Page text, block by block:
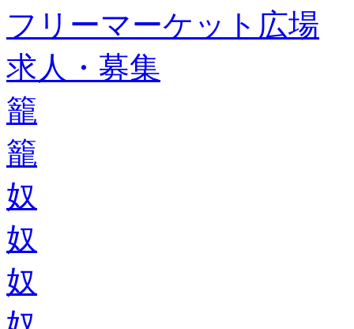
フリーマーケット広場
求人・募集
籠
籠
奴
奴
奴